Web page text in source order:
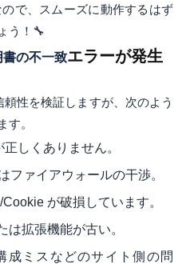
で、スムーズに動作するはず
う！🔧
書の不一致エラーが発生
性を検証しますが、次のよう
す。
しくありません。
ファイアウォールの干渉。
が破損しています。
は拡張機能が古い。
成ミスなどのサイト側の問